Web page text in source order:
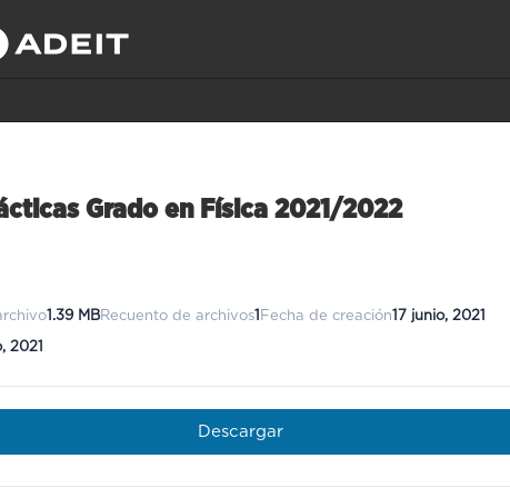
Grado en Física 2021/2022
1.39 MBRecuento de archivos1 Fecha de creación17 junio, 2021
2021
Descargar